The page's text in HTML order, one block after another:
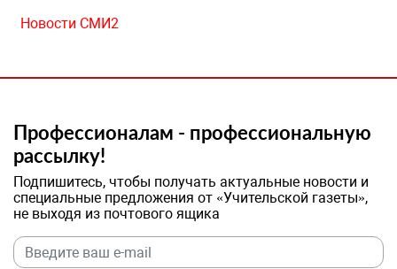
Новости СМИ2
Профессионалам - профессиональную
рассылку!
Подпишитесь, чтобы получать актуальные новости и
специальные предложения от «Учительской газеты»,
не выходя из почтового ящика